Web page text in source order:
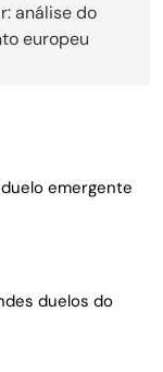
análise do
europeu
emergente
duelos do